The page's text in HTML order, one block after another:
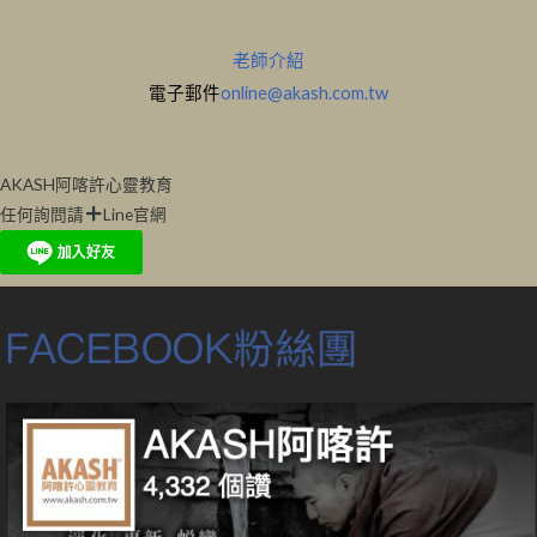
老師介紹
電子郵件online@akash.com.tw
AKASH阿喀許心靈教育
任何詢問請
Line官網